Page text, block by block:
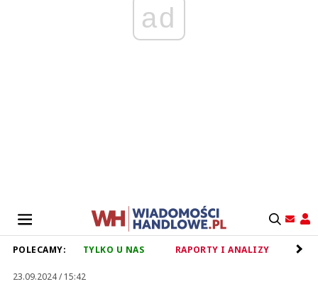
ad
POLECAMY: TYLKO U NAS RAPORTY I ANALIZY
23.09.2024 / 15:42